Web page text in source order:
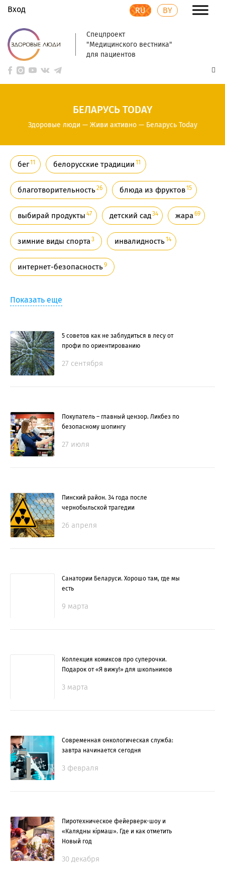
Вход RU BY
Спецпроект
"Медицинского вестника"
для пациентов
БЕЛАРУСЬ TODAY
Здоровые люди — Живи активно— Беларусь Today
бег11 белорусские традиции 11
благотворительность26 блюда из фруктов15
выбирай продукты 47 детский сад34 жара69
зимние виды спорта3 инвалидность14
интернет-безопасность9
Показать еще
5 советов как не заблудиться в лесу от
профи по ориентированию
27 сентября
Покупатель – главный цензор. Ликбез по
безопасному шопингу
27 июля
Пинский район. 34 года после
чернобыльской трагедии
26 апреля
Санатории Беларуси. Хорошо там, где мы
есть
9 марта
Коллекция комиксов про суперочки.
Подарок от «Я вижу!» для школьников
3 марта
Современная онкологическая служба:
завтра начинается сегодня
3 февраля
Пиротехническое фейерверк-шоу и
«Калядны кірмаш». Где и как отметить
Новый год
30 декабря